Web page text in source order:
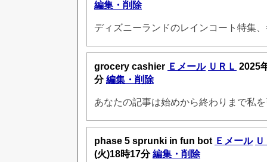
編集・削除
ディズニーランドのレインコート特集
grocery cashier Ｅメール ＵＲＬ 2025
分編集・削除
あなたの記事は始めから終わりまで私
phase 5 sprunki in fun bot Ｅメール
(火)18時17分編集・削除